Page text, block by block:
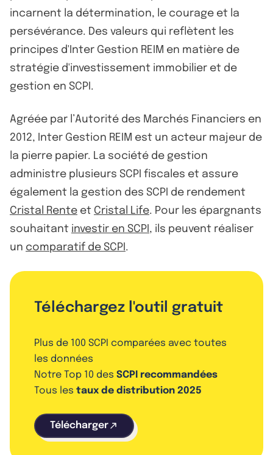
incarnent la détermination, le courage et la
persévérance. Des valeurs qui reflètent les
principes d'Inter Gestion REIM en matière de
stratégie d'investissement immobilier et de
gestion en SCPI.
Agréée par l’Autorité des Marchés Financiers en
2012, Inter Gestion REIM est un acteur majeur de
la pierre papier. La société de gestion
administre plusieurs SCPI fiscales et assure
également la gestion des SCPI de rendement
Cristal Rente et Cristal Life. Pour les épargnants
souhaitant investir en SCPI , ils peuvent réaliser
un comparatif de SCPI .
Téléchargez l'outil gratuit
Plus de 100 SCPI comparées avec toutes
les données
Notre Top 10 des SCPI recommandées
Tous les taux de distribution 2025
Télécharger